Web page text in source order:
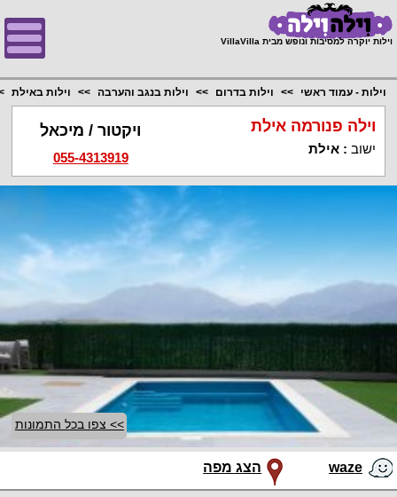
וילות יוקרה למסיבות ונופש מבית VillaVilla
וילות - עמוד ראשי וילות בדרום וילות בנגב והערבה וילות באילת
וילה פנורמה אילת
ישוב :אילת
ויקטור / מיכאל
055-4313919
>> צפו בכל התמונות
waze הצג מפה